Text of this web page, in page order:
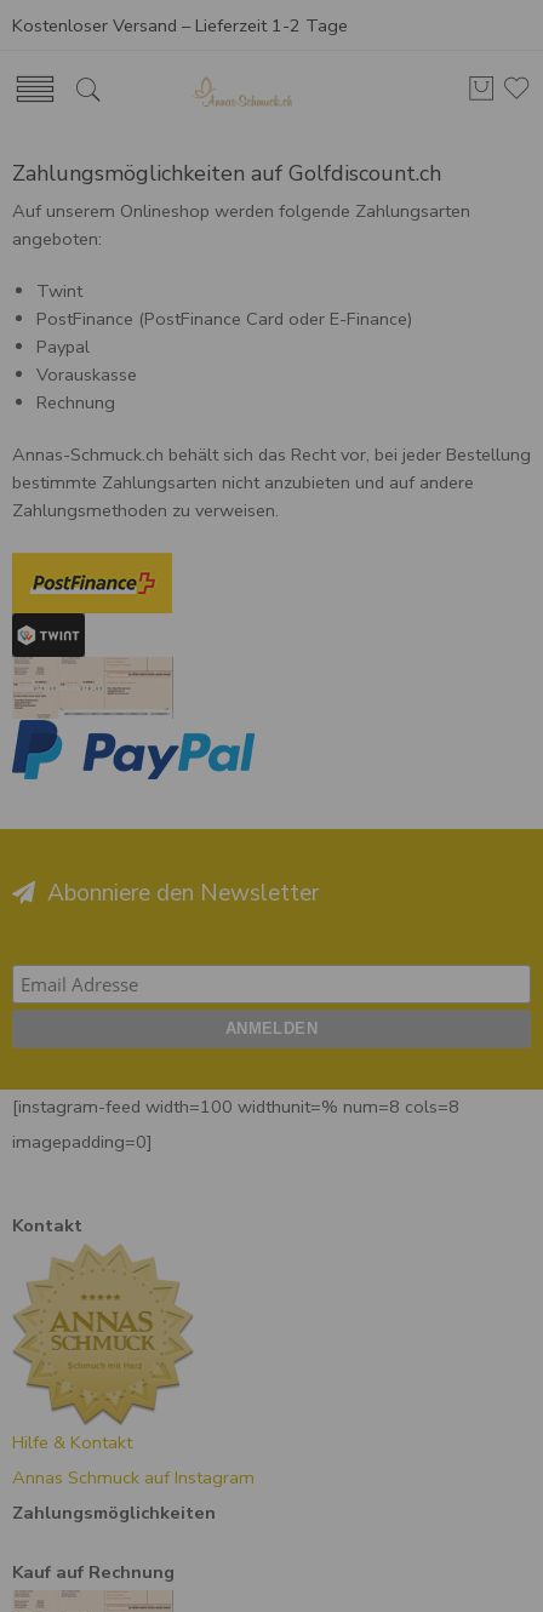
Kostenloser Versand – Lieferzeit 1-2 Tage
Zahlungsmöglichkeiten auf Golfdiscount.ch
Auf unserem Onlineshop werden folgende Zahlungsarten
angeboten:
Twint
PostFinance (PostFinance Card oder E-Finance)
Paypal
Vorauskasse
Rechnung
Annas-Schmuck.ch behält sich das Recht vor, bei jeder Bestellung
bestimmte Zahlungsarten nicht anzubieten und auf andere
Zahlungsmethoden zu verweisen.
Abonniere den Newsletter
[instagram-feed width=100 widthunit=% num=8 cols=8
imagepadding=0]
Kontakt
Hilfe & Kontakt
Annas Schmuck auf Instagram
Zahlungsmöglichkeiten
Kauf auf Rechnung